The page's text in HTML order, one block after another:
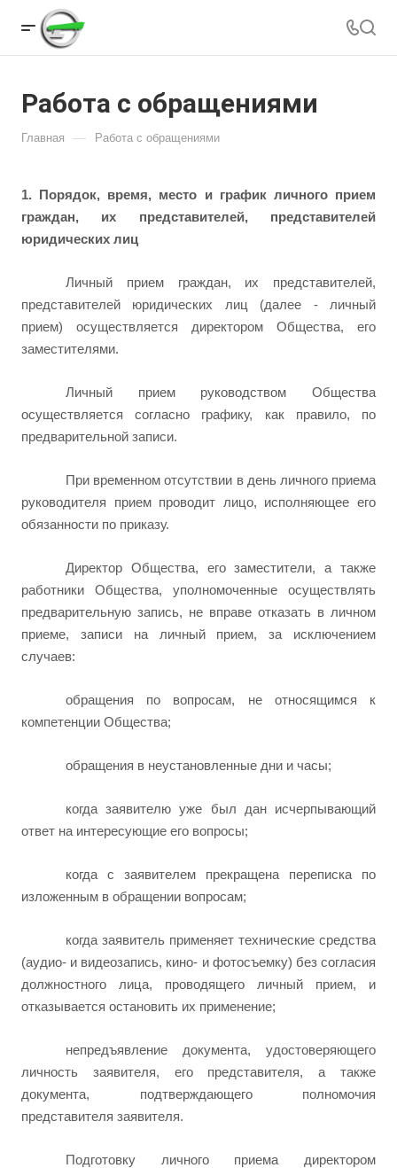
Работа с обращениями
Главная — Работа с обращениями
1. Порядок, время, место и график личного прием
граждан, их представителей, представителей
юридических лиц
Личный прием граждан, их представителей,
представителей юридических лиц (далее - личный
прием) осуществляется директором Общества, его
заместителями.
Личный прием руководством Общества
осуществляется согласно графику, как правило, по
предварительной записи.
При временном отсутствии в день личного приема
руководителя прием проводит лицо, исполняющее его
обязанности по приказу.
Директор Общества, его заместители,а также
работники Общества, уполномоченные осуществлять
предварительную запись, не вправе отказать в личном
приеме, записи на личный прием, за исключением
случаев:
обращения по вопросам, не относящимся к
компетенции Общества;
обращения в неустановленные дни и часы;
когда заявителю уже был дан исчерпывающий
ответ на интересующие его вопросы;
когда с заявителем прекращена переписка по
изложенным в обращении вопросам;
когда заявитель применяет технические средства
(аудио- и видеозапись, кино- и фотосъемку) без согласия
должностного лица, проводящего личный прием, и
отказывается остановить их применение;
непредъявление документа, удостоверяющего
личность заявителя, его представителя, а также
документа, подтверждающего полномочия
представителя заявителя.
Подготовку личного приема директором